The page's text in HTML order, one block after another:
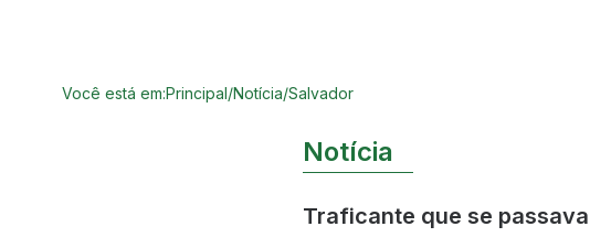
Você está em:Principal/Notícia/Salvador
Notícia
Traficante que se